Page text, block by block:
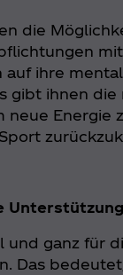
die
auf ihre
gibt ihnen
neue Energie
Unterstützung
und ganz für
Das